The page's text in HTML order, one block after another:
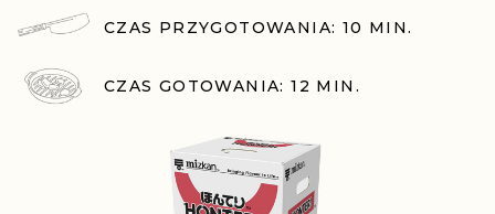
CZAS PRZYGOTOWANIA: 10 MIN.
CZAS GOTOWANIA: 12 MIN.